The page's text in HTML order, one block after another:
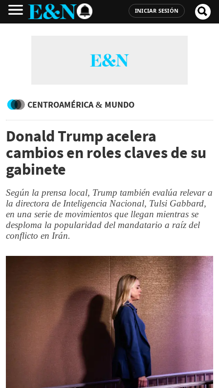
INICIAR SESIÓN
CENTROAMÉRICA & MUNDO
Donald Trump acelera
cambios en roles claves de su
gabinete
Según la prensa local, Trump también evalúa relevar a
la directora de Inteligencia Nacional, Tulsi Gabbard,
en una serie de movimientos que llegan mientras se
desploma la popularidad del mandatario a raíz del
conflicto en Irán.